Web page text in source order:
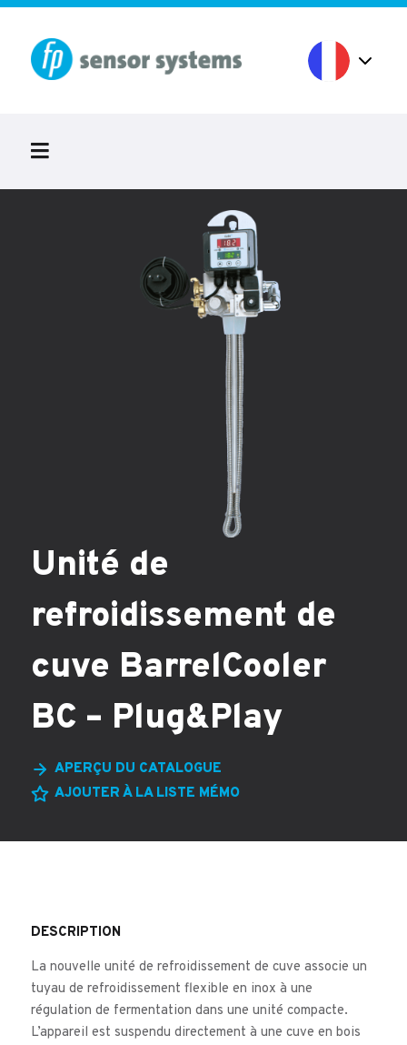
Unité de
refroidissement de
cuve BarrelCooler
BC – Plug&Play
APERÇU DU CATALOGUE
AJOUTER À LA LISTE MÉMO
DESCRIPTION
La nouvelle unité de refroidissement de cuve associe un
tuyau de refroidissement flexible en inox à une
régulation de fermentation dans une unité compacte.
L’appareil est suspendu directement à une cuve en bois